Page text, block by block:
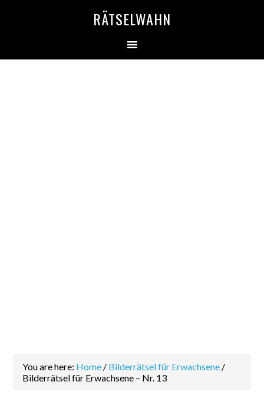
RÄTSELWAHN
You are here: Home / Bilderrätsel für Erwachsene /
Bilderrätsel für Erwachsene – Nr. 13